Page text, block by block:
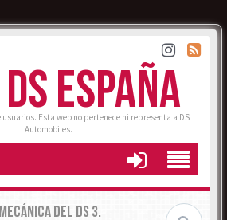
ESPAÑA
Esta web no pertenece ni representa a DS
Automobiles.
DEL DS 3.